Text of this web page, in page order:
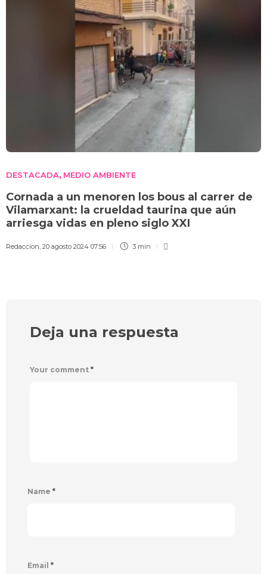
DESTACADA, MEDIO AMBIENTE
Cornada a un menoren los bous al carrer de
Vilamarxant: la crueldad taurina que aún
arriesga vidas en pleno siglo XXI
Redaccion, 20 agosto 2024 07:56 3 min
Deja una respuesta
Your comment *
Name *
Email *